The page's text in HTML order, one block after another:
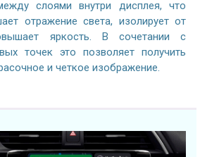
слоями внутри дисплея, что
отражение света, изолирует от
яркость. В сочетании с
точек это позволяет получить
и четкое изображение.